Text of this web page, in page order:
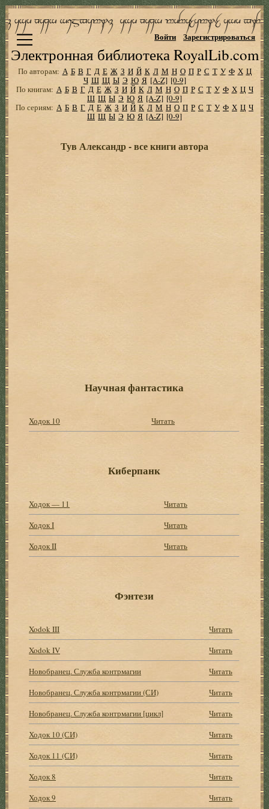
Электронная библиотека RoyalLib.com
Войти Зарегистрироваться
По авторам: А Б В Г Д Е Ж З И Й К Л М Н О П Р С Т У Ф Х Ц
Ч Ш Щ Ы Э Ю Я [A-Z] [0-9]
По книгам: А Б В Г Д Е Ж З И Й К Л М Н О П Р С Т У Ф Х Ц Ч
Ш Щ Ы Э Ю Я [A-Z] [0-9]
По сериям: А Б В Г Д Е Ж З И Й К Л М Н О П Р С Т У Ф Х Ц Ч
Ш Щ Ы Э Ю Я [A-Z] [0-9]
Тув Александр - все книги автора
Научная фантастика
Ходок 10 Читать
Киберпанк
Ходок — 11
Читать
Ходок I
Читать
Ходок II
Читать
Фэнтези
Xodok III
Читать
Xodok IV
Читать
Новобранец. Служба контрмагии
Читать
Новобранец. Служба контрмагии (СИ)
Читать
Новобранец. Служба контрмагии [цикл]
Читать
Ходок 10 (СИ)
Читать
Ходок 11 (СИ)
Читать
Ходок 8
Читать
Ходок 9
Читать